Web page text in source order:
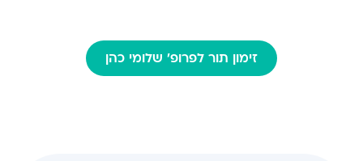
והיסטרוסקופיות
זימון תור לפרופ' שלומי כהן